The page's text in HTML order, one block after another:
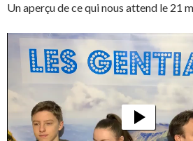
Un aperçu de ce qui nous attend le 21